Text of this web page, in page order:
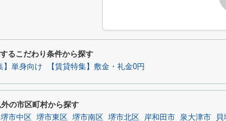
るこだわり条件から探す
】単身向け 【賃貸特集】敷金・礼金0円
の市区町村から探す
堺市中区 堺市東区 堺市南区 堺市北区 岸和田市 泉大津市 貝